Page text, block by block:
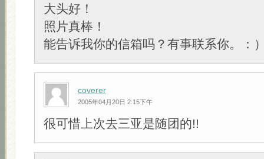
大头好！
照片真棒！
能告诉我你的信箱吗？有事联系你。：
coverer
2005年04月20日 2:15下午
很可惜上次去三亚是随团的!!